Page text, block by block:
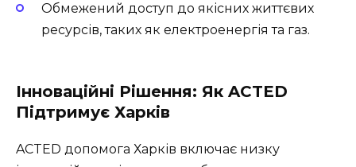
Обмежений доступ до якісних життєвих
ресурсів, таких як електроенергія та газ.
Інноваційні Рішення: Як ACTED
Підтримує Харків
ACTED допомога Харків включає низку